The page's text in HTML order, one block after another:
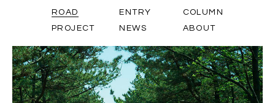
ROAD ENTRY
COLUMN
PROJECT
NEWS ABOUT